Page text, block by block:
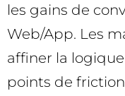
les gains de
Web/App. Les
affiner la
points de